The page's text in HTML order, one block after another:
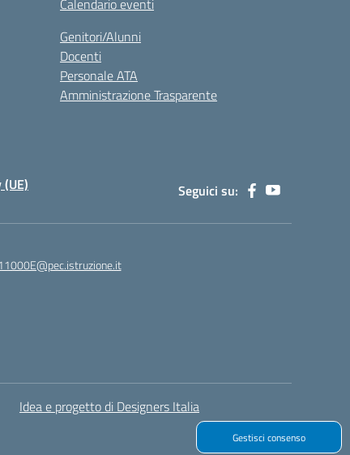
Calendario eventi
Genitori/Alunni
Docenti
Personale ATA
Amministrazione Trasparente
Seguici su:
Idea e progetto di Designers Italia
Gestisci consenso